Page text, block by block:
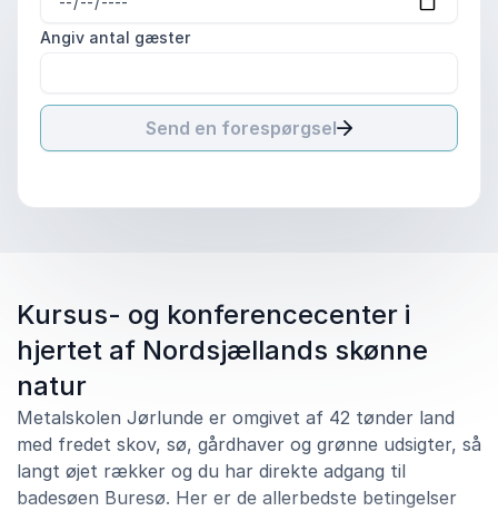
Angiv antal gæster
Send en forespørgsel
Kursus- og konferencecenter i
hjertet af Nordsjællands skønne
natur
Metalskolen Jørlunde er omgivet af 42 tønder land
med fredet skov, sø, gårdhaver og grønne udsigter, så
langt øjet rækker og du har direkte adgang til
badesøen Buresø. Her er de allerbedste betingelser